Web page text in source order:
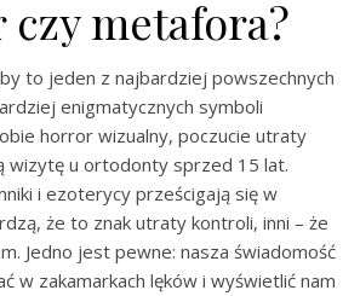
czy metafora?
to jeden z najbardziej powszechnych
enigmatycznych symboli
horror wizualny, poczucie utraty
wizytę u ortodonty sprzed 15 lat.
i ezoterycy prześcigają się w
że to znak utraty kontroli, inni – że
Jedno jest pewne: nasza świadomość
w zakamarkach lęków i wyświetlić nam